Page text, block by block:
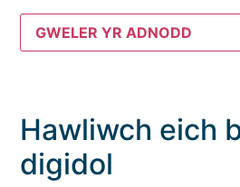
GWELER YR ADNODD
Hawliwch eich
digidol